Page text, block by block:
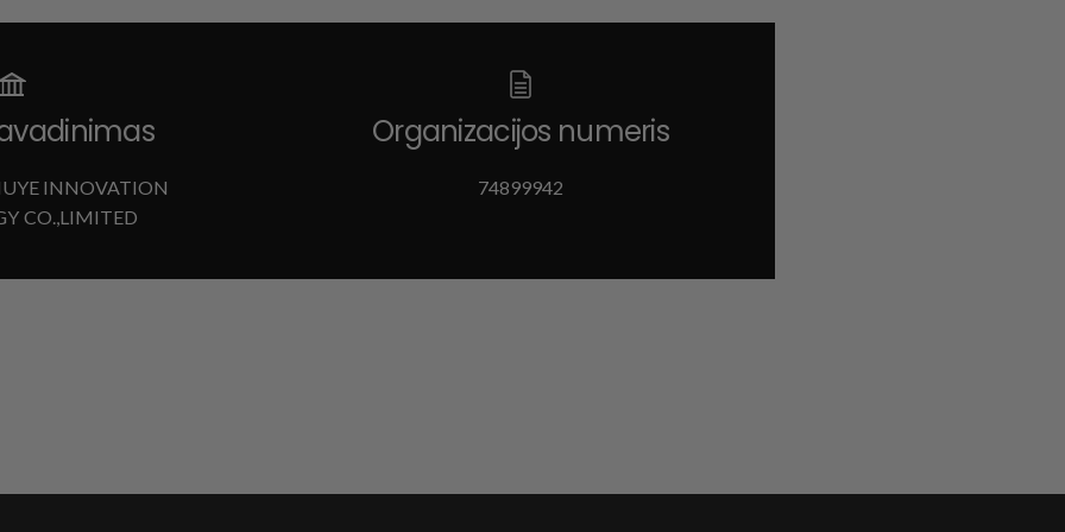
INNOVATION
CO.,LIMITED
Organizacijos numeris
74899942